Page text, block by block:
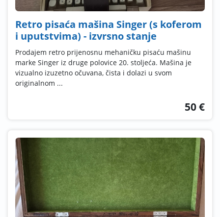
Retro pisaća mašina Singer (s koferom
i uputstvima) - izvrsno stanje
Prodajem retro prijenosnu mehaničku pisaću mašinu
marke Singer iz druge polovice 20. stoljeća. Mašina je
vizualno izuzetno očuvana, čista i dolazi u svom
originalnom ...
50 €